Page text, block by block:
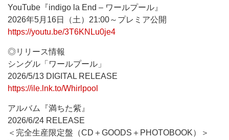
YouTube『indigo la End – ワールプール』
2026年5月16日（土）21:00～プレミア公開
https://youtu.be/3T6KNLu0je4
◎リリース情報
シングル「ワールプール」
2026/5/13 DIGITAL RELEASE
https://ile.lnk.to/Whirlpool
アルバム『満ちた紫』
2026/6/24 RELEASE
＜完全生産限定盤（CD＋GOODS＋PHOTOBOOK）＞